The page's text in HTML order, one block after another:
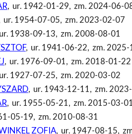
, ur. 1942-01-29, zm. 2024-06-
ur. 1954-07-05, zm. 2023-02-07
ur. 1938-09-13, zm. 2008-08-01
, ur. 1941-06-22, zm.
, ur. 1976-09-01, zm. 2018-01-22
ur. 1927-07-25, zm. 2020-03-02
, ur. 1943-12-11, zm.
, ur. 1955-05-21, zm. 2015-03-01
05-19, zm. 2010-08-31
ZOFIA, ur. 1947-08-15,